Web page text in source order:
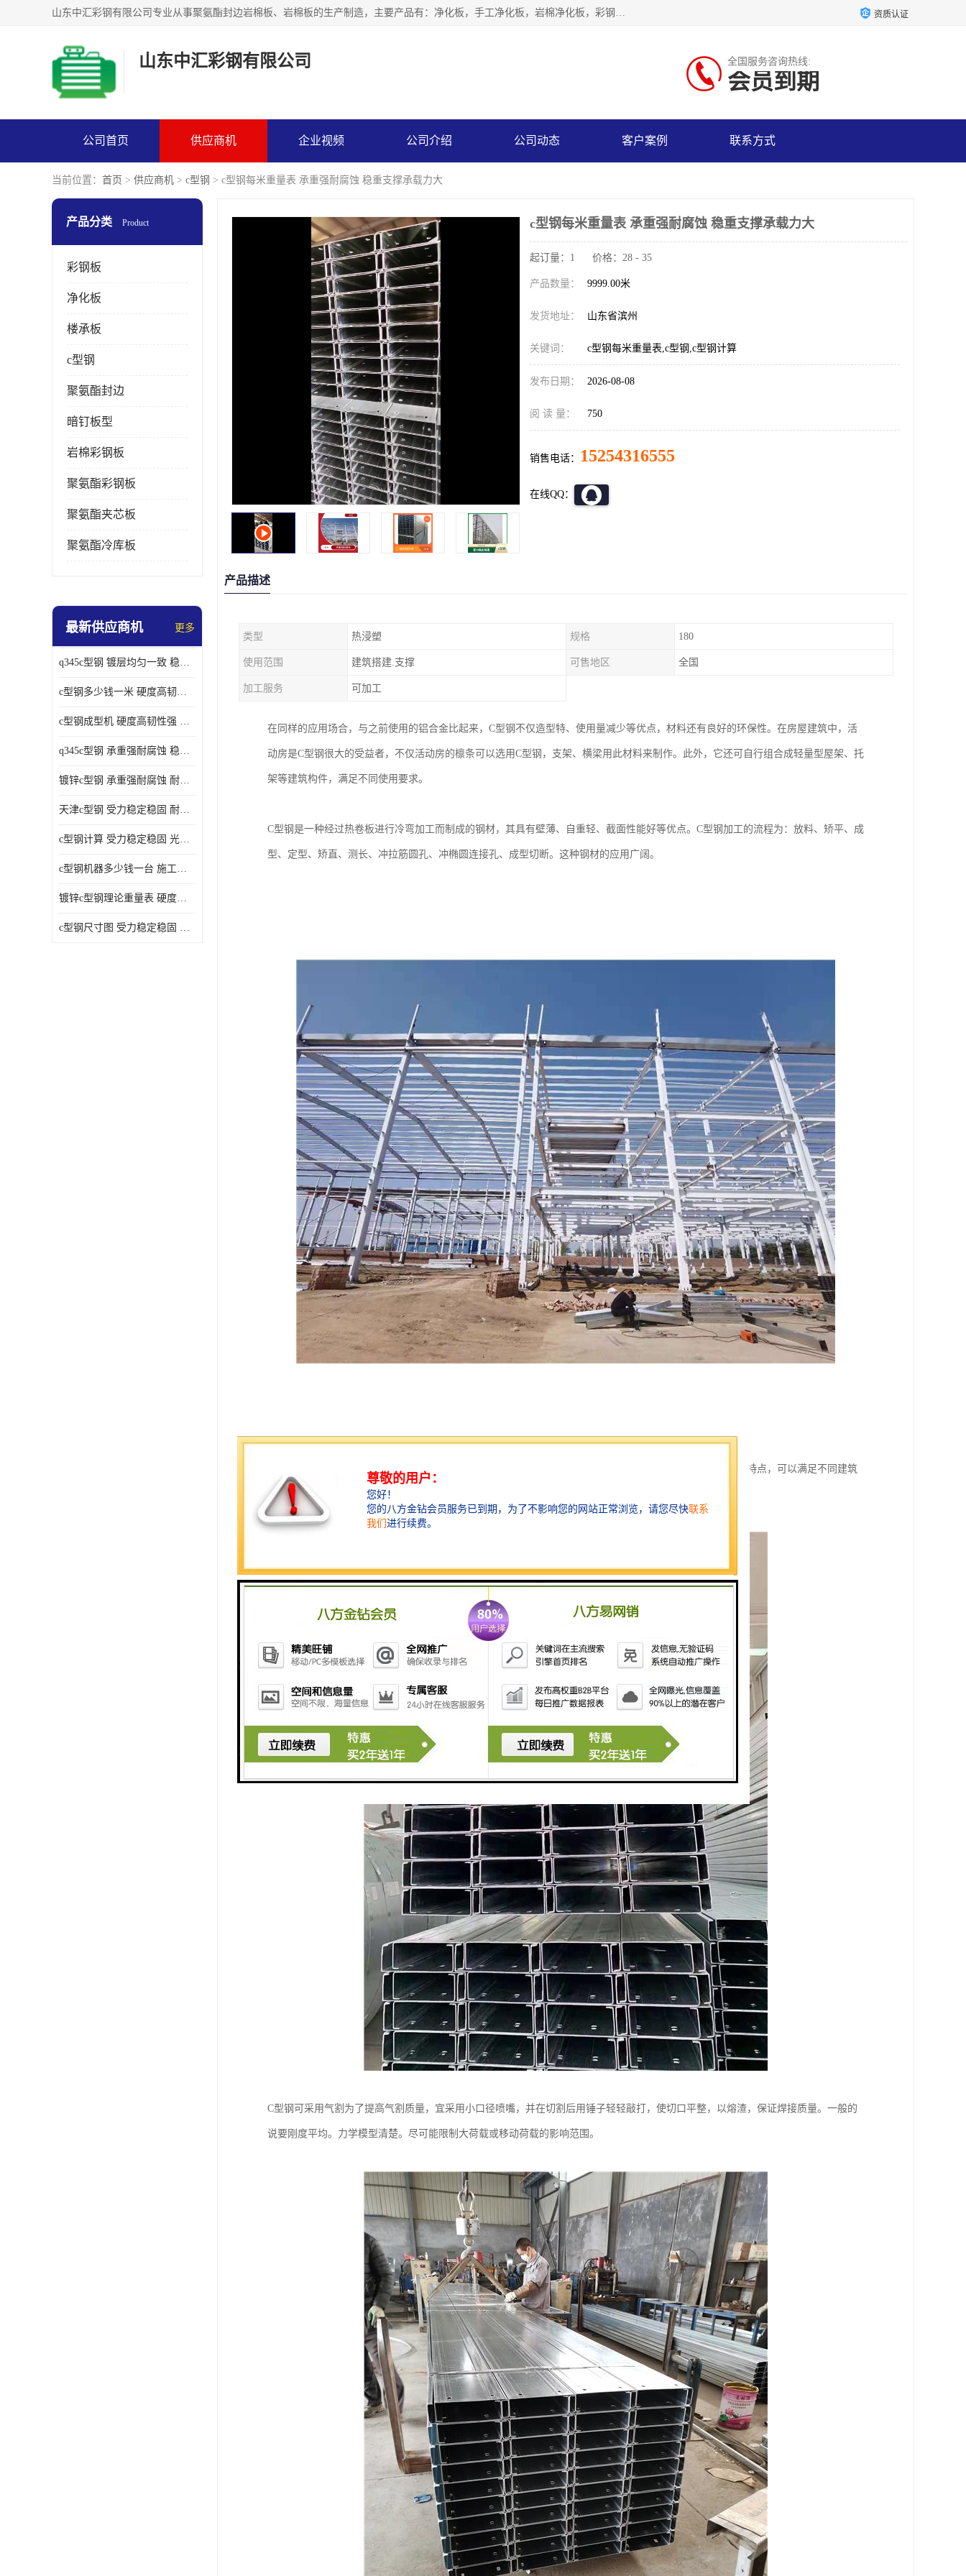
山东中汇彩钢有限公司专业从事聚氨酯封边岩棉板、岩棉板的生产制造，主要产品有：净化板，手工净化板，岩棉净化板，彩钢板，聚氨酯封边岩棉复合板，聚氨酯封边岩棉夹芯板。 资质认证
山东中汇彩钢有限公司 全国服务咨询热线:
会员到期
公司首页 供应商机 企业视频 公司介绍 公司动态 客户案例 联系方式
当前位置： 首页 > 供应商机 > c型钢 > c型钢每米重量表 承重强耐腐蚀 稳重支撑承载力大
产品分类 Product
彩钢板
净化板
楼承板
c型钢
聚氨酯封边
暗钉板型
岩棉彩钢板
聚氨酯彩钢板
聚氨酯夹芯板
聚氨酯冷库板
最新供应商机 更多
q345c型钢 镀层均匀一致 稳重支撑承载力大
c型钢多少钱一米 硬度高韧性强 光洁无毛刺
c型钢成型机 硬度高韧性强 防腐耐蚀性能好
q345c型钢 承重强耐腐蚀 稳重支撑承载力大
镀锌c型钢 承重强耐腐蚀 耐腐蚀 耐高温
天津c型钢 受力稳定稳固 耐腐蚀 耐高温
c型钢计算 受力稳定稳固 光洁无毛刺
c型钢机器多少钱一台 施工方便简单 稳重支撑承载力大
镀锌c型钢理论重量表 硬度高韧性强 光洁无毛刺
c型钢尺寸图 受力稳定稳固 光洁无毛刺
c型钢每米重量表 承重强耐腐蚀 稳重支撑承载力大
起订量：1 价格：28 - 35
产品数量： 9999.00米
发货地址： 山东省滨州
关键词： c型钢每米重量表,c型钢,c型钢计算
发布日期： 2026-08-08
阅 读 量： 750
销售电话： 15254316555
在线QQ：
产品描述
类型 热浸塑 规格 180
使用范围 建筑搭建.支撑 可售地区 全国
加工服务 可加工
在同样的应用场合，与之前使用的铝合金比起来，C型钢不仅造型特、使用量减少等优点，材料还有良好的环保性。在房屋建筑中，活
动房是C型钢很大的受益者，不仅活动房的檩条可以选用C型钢，支架、横梁用此材料来制作。此外，它还可自行组合成轻量型屋架、托
架等建筑构件，满足不同使用要求。
C型钢是一种经过热卷板进行冷弯加工而制成的钢材，其具有壁薄、自重轻、截面性能好等优点。C型钢加工的流程为：放料、矫平、成
型、定型、矫直、测长、冲拉筋圆孔、冲椭圆连接孔、成型切断。这种钢材的应用广阔。
C型钢是建筑中一种重要的材料，它是钢结构建筑中不可缺少的一种材料，它具有广泛的用途和丰富的优点、特点，可以满足不同建筑
中使用的要求，因此在市场上的受欢迎。
C型钢可采用气割为了提高气割质量，宜采用小口径喷嘴，并在切割后用锤子轻轻敲打，使切口平整，以熔渣，保证焊接质量。一般的
说要刚度平均。力学模型清楚。尽可能限制大荷载或移动荷载的影响范围。